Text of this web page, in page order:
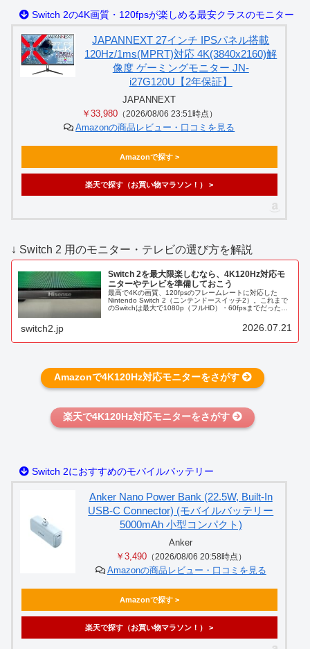
Switch 2の4K画質・120fpsが楽しめる最安クラスのモニター
JAPANNEXT 27インチ IPSパネル搭載
120Hz/1ms(MPRT)対応 4K(3840x2160)解
像度 ゲーミングモニター JN-
i27G120U【2年保証】
JAPANNEXT
￥33,980（2026/08/06 23:51時点）
Amazonの商品レビュー・口コミを見る
Amazonで探す >
楽天で探す（お買い物マラソン！） >
↓ Switch 2 用のモニター・テレビの選び方を解説
Switch 2を最大限楽しむなら、4K120Hz対応モ
ニターやテレビを準備しておこう
最高で4Kの画質、120fpsのフレームレートに対応した
Nintendo Switch 2（ニンテンドースイッチ2）。これまで
のSwitchは最大で1080p（フルHD）・60fpsまでだったの
switch2.jp 2026.07.21
Amazonで4K120Hz対応モニターをさがす
楽天で4K120Hz対応モニターをさがす
Switch 2におすすめのモバイルバッテリー
Anker Nano Power Bank (22.5W, Built-In
USB-C Connector) (モバイルバッテリー
5000mAh 小型コンパクト)
Anker
￥3,490（2026/08/06 20:58時点）
Amazonの商品レビュー・口コミを見る
Amazonで探す >
楽天で探す（お買い物マラソン！） >